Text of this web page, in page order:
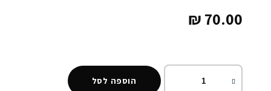
70.00
₪
הוספה לסל